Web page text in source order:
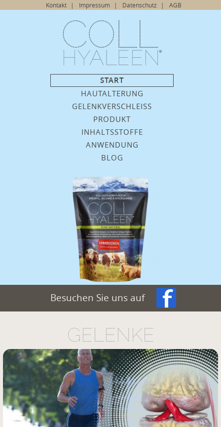
Navigation
Kontakt Impressum Datenschutz AGB
Navigation
überspringen
START
HAUTALTERUNG
GELENKVERSCHLEISS
PRODUKT
INHALTSSTOFFE
ANWENDUNG
BLOG
Besuchen Sie uns auf
GELENKE